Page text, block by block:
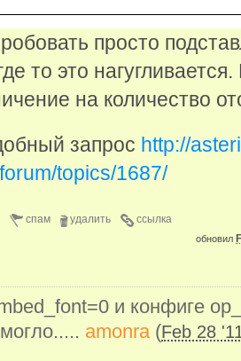
просто
то это
на количество
запрос http://
topics/1687/
ссылка
удалить
спам
обновил
и конфиге
amonra (Feb 28